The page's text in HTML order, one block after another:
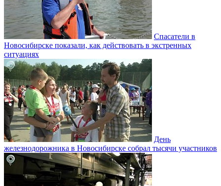
Спасатели в
Новосибирске показали, как действовать в экстренных
ситуациях
День
железнодорожника в Новосибирске собрал тысячи участников